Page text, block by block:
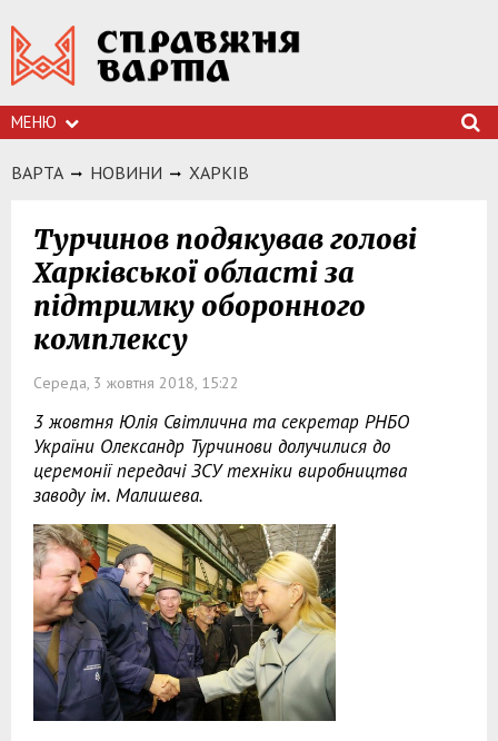
МЕНЮ
ВАРТА НОВИНИ ХАРКIВ
Турчинов подякував голові
Харківської області за
підтримку оборонного
комплексу
Середа, 3 жовтня 2018, 15:22
3 жовтня Юлія Світлична та секретар РНБО
України Олександр Турчинови долучилися до
церемонії передачі ЗСУ техніки виробництва
заводу ім. Малишева.